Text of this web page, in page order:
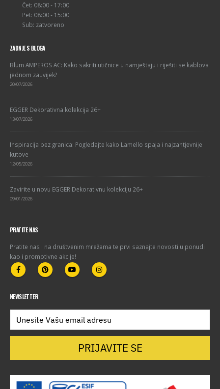
Čet: 08:00 - 17:00
Pet: 08:00 - 15:00
Sub: zatvoreno
ZADNJE S BLOGA
Blum AMPEROS AC: Kako sakriti utičnice u namještaju i riješiti se kablova
jednom zauvijek?
20/07/2026
EGGER Dekorativna kolekcija 26+
13/07/2026
Inspiracija bez granica: Pogledajte kako Lamello spaja i najzahtjevnije
kutove
12/05/2026
Zavirite u novu EGGER Dekorativnu kolekciju 26+
09/01/2026
PRATITE NAS
Pratite nas i na društvenim mrežama te prvi saznajte novosti u ponudi
kao i promotivne akcije!
NEWSLETTER
PRIJAVITE SE